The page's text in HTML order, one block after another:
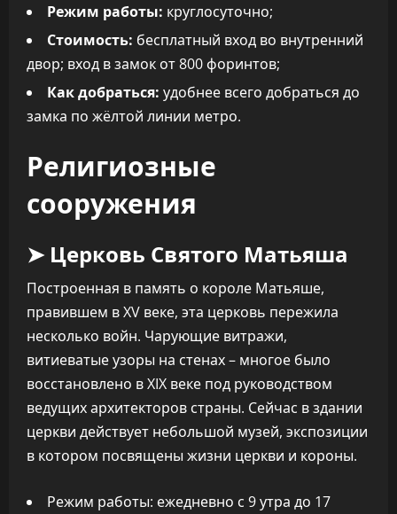
Режим работы: круглосуточно;
Стоимость: бесплатный вход во внутренний
двор; вход в замок от 800 форинтов;
Как добраться: удобнее всего добраться до
замка по жёлтой линии метро.
Религиозные
сооружения
➤ Церковь Святого Матьяша
Построенная в память о короле Матьяше,
правившем в XV веке, эта церковь пережила
несколько войн. Чарующие витражи,
витиеватые узоры на стенах – многое было
восстановлено в XIX веке под руководством
ведущих архитекторов страны. Сейчас в здании
церкви действует небольшой музей, экспозиции
в котором посвящены жизни церкви и короны.
Режим работы: ежедневно с 9 утра до 17